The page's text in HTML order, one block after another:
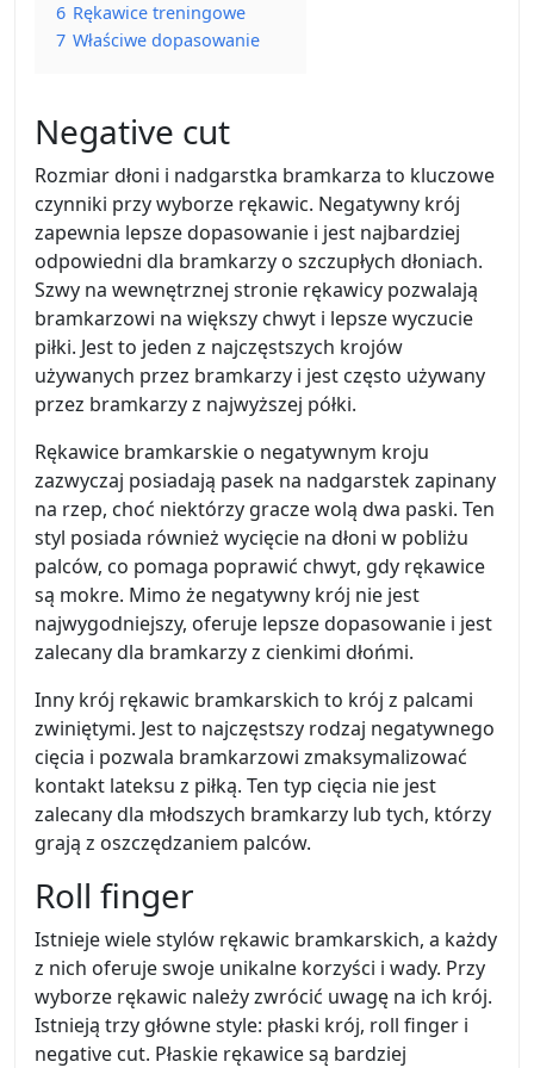
6 Rękawice treningowe
7 Właściwe dopasowanie
Negative cut
Rozmiar dłoni i nadgarstka bramkarza to kluczowe
czynniki przy wyborze rękawic. Negatywny krój
zapewnia lepsze dopasowanie i jest najbardziej
odpowiedni dla bramkarzy o szczupłych dłoniach.
Szwy na wewnętrznej stronie rękawicy pozwalają
bramkarzowi na większy chwyt i lepsze wyczucie
piłki. Jest to jeden z najczęstszych krojów
używanych przez bramkarzy i jest często używany
przez bramkarzy z najwyższej półki.
Rękawice bramkarskie o negatywnym kroju
zazwyczaj posiadają pasek na nadgarstek zapinany
na rzep, choć niektórzy gracze wolą dwa paski. Ten
styl posiada również wycięcie na dłoni w pobliżu
palców, co pomaga poprawić chwyt, gdy rękawice
są mokre. Mimo że negatywny krój nie jest
najwygodniejszy, oferuje lepsze dopasowanie i jest
zalecany dla bramkarzy z cienkimi dłońmi.
Inny krój rękawic bramkarskich to krój z palcami
zwiniętymi. Jest to najczęstszy rodzaj negatywnego
cięcia i pozwala bramkarzowi zmaksymalizować
kontakt lateksu z piłką. Ten typ cięcia nie jest
zalecany dla młodszych bramkarzy lub tych, którzy
grają z oszczędzaniem palców.
Roll finger
Istnieje wiele stylów rękawic bramkarskich, a każdy
z nich oferuje swoje unikalne korzyści i wady. Przy
wyborze rękawic należy zwrócić uwagę na ich krój.
Istnieją trzy główne style: płaski krój, roll finger i
negative cut. Płaskie rękawice są bardziej